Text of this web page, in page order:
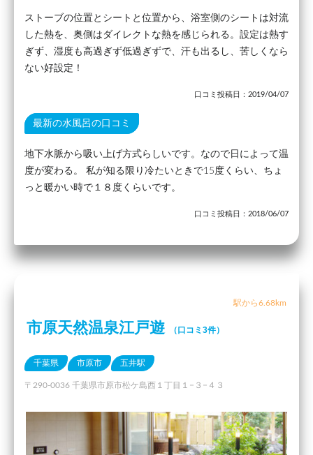
ストーブの位置とシートと位置から、浴室側のシートは対流
した熱を、奥側はダイレクトな熱を感じられる。設定は熱す
ぎず、湿度も高過ぎず低過ぎずで、汗も出るし、苦しくなら
ない好設定！
口コミ投稿日：2019/04/07
最新の水風呂の口コミ
地下水脈から吸い上げ方式らしいです。なので日によって温
度が変わる。 私が知る限り冷たいときで15度くらい、ちょ
っと暖かい時で１８度くらいです。
口コミ投稿日：2018/06/07
駅から6.68km
市原天然温泉江戸遊 （口コミ3件）
千葉県 市原市 五井駅
〒290-0036 千葉県市原市松ケ島西１丁目１−３−４３